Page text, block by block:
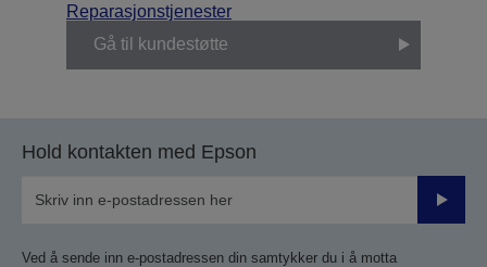
Reparasjonstjenester
Gå til kundestøtte
Hold kontakten med Epson
Send
Ved å sende inn e-postadressen din samtykker du i å motta